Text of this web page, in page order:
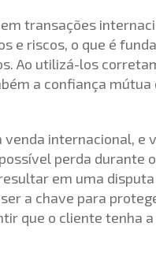
transações
e riscos, o que é
Ao utilizá-los
a confiança
internacional, e
perda durante
em uma
a chave para
que o cliente tenha